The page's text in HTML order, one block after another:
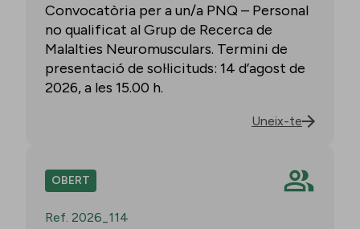
Convocatòria per a un/a PNQ – Personal
no qualificat al Grup de Recerca de
Malalties Neuromusculars. Termini de
presentació de sol·licituds: 14 d’agost de
2026, a les 15.00 h.
Uneix-te
OBERT
Ref. 2026_114